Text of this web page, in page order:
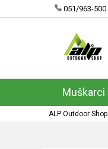
051/963-500
Muškarci
ALP Outdoor Shop